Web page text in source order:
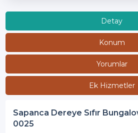
Detay
Konum
Yorumlar
Ek Hizmetler
Sapanca Dereye Sıfır
0025